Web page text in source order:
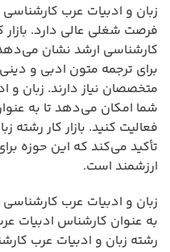
زبان و ادبیات عرب
فرصت شغلی عالی دارد. بازار
کارشناسی ارشد نشان
برای ترجمه متون ادبی و
متخصصان نیاز دارند. زبان و
شما امکان می‌دهد تا به
فعالیت کنید. بازار کار رشته
تأکید می‌کند که این حوزه
ارزشمند است.
زبان و ادبیات عرب
به عنوان کارشناس ادبیات
رشته زبان و ادبیات عرب